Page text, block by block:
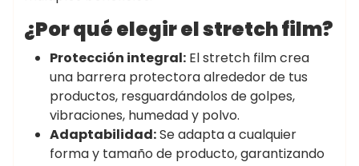
¿Por qué elegir el stretch film?
Protección integral: El stretch film crea
una barrera protectora alrededor de tus
productos, resguardándolos de golpes,
vibraciones, humedad y polvo.
Adaptabilidad:Se adapta a cualquier
forma y tamaño de producto, garantizando